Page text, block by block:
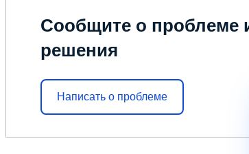
Сообщите о проблеме
решения
Написать о проблеме